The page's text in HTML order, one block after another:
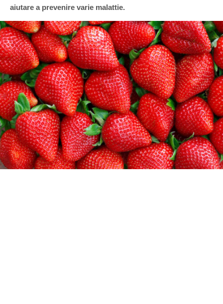
aiutare a prevenire varie malattie.